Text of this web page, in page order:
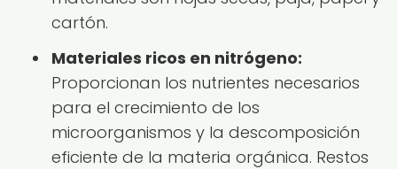
cartón.
Materiales ricos en nitrógeno:
Proporcionan los nutrientes necesarios
para el crecimiento de los
microorganismos y la descomposición
eficiente de la materia orgánica. Restos